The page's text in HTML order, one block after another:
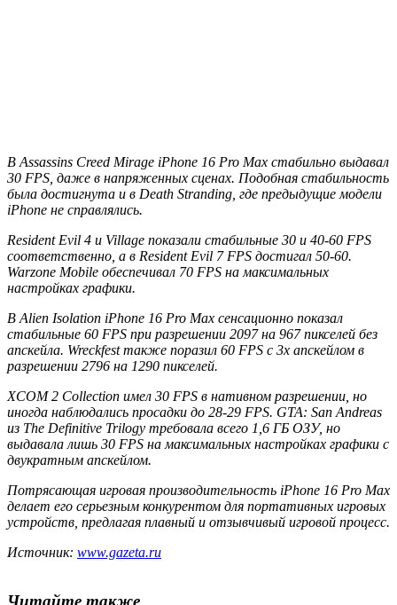
В Assassins Creed Mirage iPhone 16 Pro Max стабильно выдавал
30 FPS, даже в напряженных сценах. Подобная стабильность
была достигнута и в Death Stranding, где предыдущие модели
iPhone не справлялись.
Resident Evil 4 и Village показали стабильные 30 и 40-60 FPS
соответственно, а в Resident Evil 7 FPS достигал 50-60.
Warzone Mobile обеспечивал 70 FPS на максимальных
настройках графики.
В Alien Isolation iPhone 16 Pro Max сенсационно показал
стабильные 60 FPS при разрешении 2097 на 967 пикселей без
апскейла. Wreckfest также поразил 60 FPS с 3x апскейлом в
разрешении 2796 на 1290 пикселей.
XCOM 2 Collection имел 30 FPS в нативном разрешении, но
иногда наблюдались просадки до 28-29 FPS. GTA: San Andreas
из The Definitive Trilogy требовала всего 1,6 ГБ ОЗУ, но
выдавала лишь 30 FPS на максимальных настройках графики с
двукратным апскейлом.
Потрясающая игровая производительность iPhone 16 Pro Max
делает его серьезным конкурентом для портативных игровых
устройств, предлагая плавный и отзывчивый игровой процесс.
Источник: www.gazeta.ru
Читайте также